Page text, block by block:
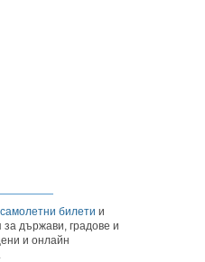
билети и
държави, градове и
и онлайн